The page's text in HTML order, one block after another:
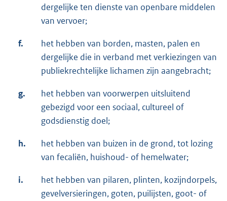
dergelijke ten dienste van openbare middelen
van vervoer;
f.
het hebben van borden, masten, palen en
dergelijke die in verband met verkiezingen van
publiekrechtelijke lichamen zijn aangebracht;
g.
het hebben van voorwerpen uitsluitend
gebezigd voor een sociaal, cultureel of
godsdienstig doel;
h.
het hebben van buizen in de grond, tot lozing
van fecaliën, huishoud- of hemelwater;
i.
het hebben van pilaren, plinten, kozijndorpels,
gevelversieringen, goten, puilijsten, goot- of